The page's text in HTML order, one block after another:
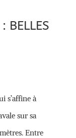
BELLES
s’affine à
sur sa
Entre